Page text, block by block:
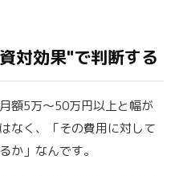
対効果"で判断する
額5万〜50万円以上と幅が
なく、「その費用に対して
か」なんです。